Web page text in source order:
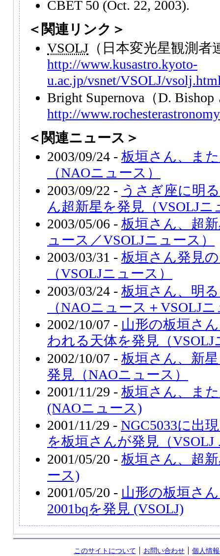
CBET 50 (Oct. 22, 2003).
＜関連リンク＞
VSOLJ （日本変光星観測者
http://www.kusastro.kyoto-
u.ac.jp/vsnet/VSOLJ/
Bright Supernova（D.
http://
＜関連ニュース＞
2003/09/24 - 板垣さん、ま
（NAOニュース）
2003/09/22 - うさぎ座に明
ん超新星を発見（VSOLJニ
2003/05/06 - 板垣さん、超
ュース／VSOLJニュース）
2003/03/31 - 板垣さん発見
（VSOLJニュース）
2003/03/24 - 板垣さん、明
（NAOニュース＋VSOLJ
2002/10/07 - 山形の板垣さ
われる天体を発見（VSOLJ
2002/10/07 - 板垣さん、新
発見（NAOニュース）
2001/11/29 - 板垣さん、ま
(NAOニュース)
2001/11/29 - NGC5033に出
を板垣さんが発見（VSOLJ
2001/05/20 - 板垣さん、超
ース)
2001/05/20 - 山形の板垣さ
2001bqを発見 (VSOLJ)
このサイトについて お問い合わせ 個人情